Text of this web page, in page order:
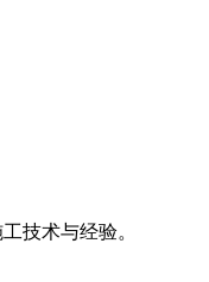
技术与经验。